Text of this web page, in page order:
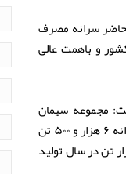
سرانه مصرف
کشور و باهمت عالی
مجموعه سیمان
هرمزگان مفتخر است که نقش سازنده‌ای در رشد و توسعه اقتصادی هرمزگان ایفا می‌کند. در سیمان هرمزگان روزانه ۶ هزار و ۵۰۰ تن
میلیون تن در سال تولید می‌شود و ظرفیت تولید ۸ هزار تن در روز و معادل ۲ میلیون و ۴۰۰ هزار تن در سال تولید